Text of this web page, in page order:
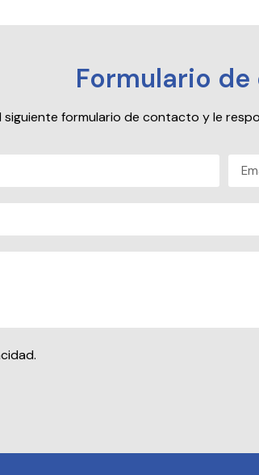
Formulario
siguiente formulario de contacto y le